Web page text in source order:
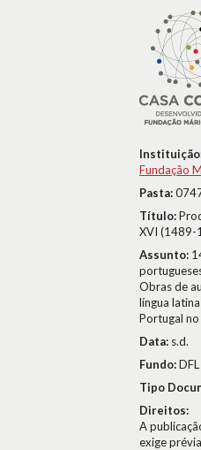
Fundação
Pasta:
Título:
XVI (1489-
Assunto:
Obras de
língua
Portugal no
Data: s.d.
Fundo:
Tipo
Direitos:
A
exige